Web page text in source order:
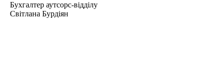
Бухгалтер аутсорс-відділу
Світлана Бурдіян